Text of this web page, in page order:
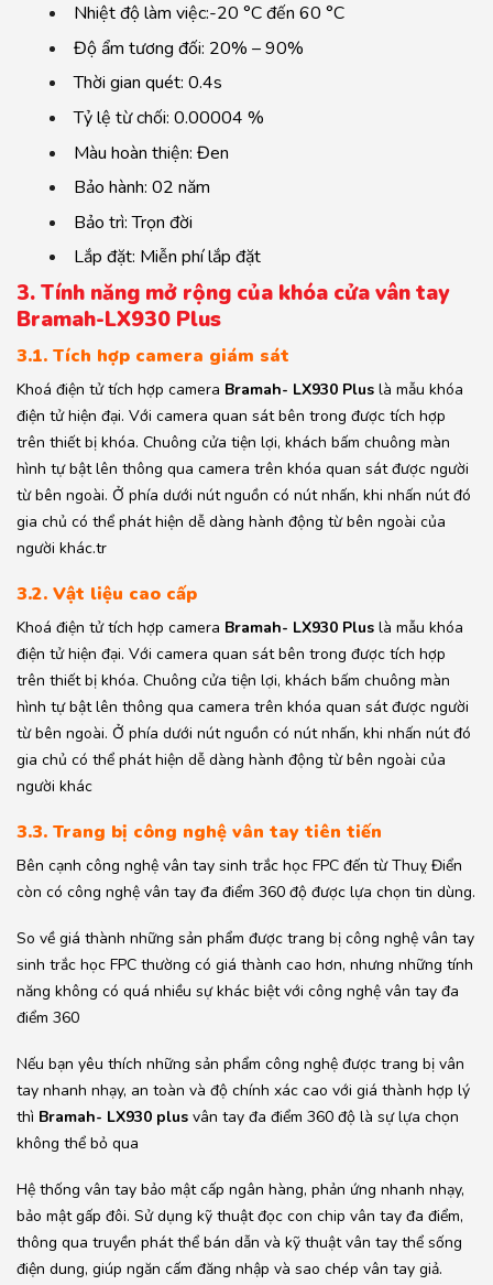
Nhiệt độ làm việc:-20 °C đến 60 °C
Độ ẩm tương đối: 20% – 90%
Thời gian quét: 0.4s
Tỷ lệ từ chối: 0.00004 %
Màu hoàn thiện: Đen
Bảo hành: 02 năm
Bảo trì: Trọn đời
Lắp đặt: Miễn phí lắp đặt
3. Tính năng mở rộng của khóa cửa vân tay
Bramah-LX930 Plus
3.1. Tích hợp camera giám sát
Khoá điện tử tích hợp camera Bramah- LX930 Plus là mẫu khóa
điện tử hiện đại. Với camera quan sát bên trong được tích hợp
trên thiết bị khóa. Chuông cửa tiện lợi, khách bấm chuông màn
hình tự bật lên thông qua camera trên khóa quan sát được người
từ bên ngoài. Ở phía dưới nút nguồn có nút nhấn, khi nhấn nút đó
gia chủ có thể phát hiện dễ dàng hành động từ bên ngoài của
người khác.tr
3.2. Vật liệu cao cấp
Khoá điện tử tích hợp camera Bramah- LX930 Plus là mẫu khóa
điện tử hiện đại. Với camera quan sát bên trong được tích hợp
trên thiết bị khóa. Chuông cửa tiện lợi, khách bấm chuông màn
hình tự bật lên thông qua camera trên khóa quan sát được người
từ bên ngoài. Ở phía dưới nút nguồn có nút nhấn, khi nhấn nút đó
gia chủ có thể phát hiện dễ dàng hành động từ bên ngoài của
người khác
3.3. Trang bị công nghệ vân tay tiên tiến
Bên cạnh công nghệ vân tay sinh trắc học FPC đến từ Thuỵ Điển
còn có công nghệ vân tay đa điểm 360 độ được lựa chọn tin dùng.
So về giá thành những sản phẩm được trang bị công nghệ vân tay
sinh trắc học FPC thường có giá thành cao hơn, nhưng những tính
năng không có quá nhiều sự khác biệt với công nghệ vân tay đa
điểm 360
Nếu bạn yêu thích những sản phẩm công nghệ được trang bị vân
tay nhanh nhạy, an toàn và độ chính xác cao với giá thành hợp lý
thì Bramah- LX930 plus vân tay đa điểm 360 độ là sự lựa chọn
không thể bỏ qua
Hệ thống vân tay bảo mật cấp ngân hàng, phản ứng nhanh nhạy,
bảo mật gấp đôi. Sử dụng kỹ thuật đọc con chip vân tay đa điểm,
thông qua truyền phát thể bán dẫn và kỹ thuật vân tay thể sống
điện dung, giúp ngăn cấm đăng nhập và sao chép vân tay giả.